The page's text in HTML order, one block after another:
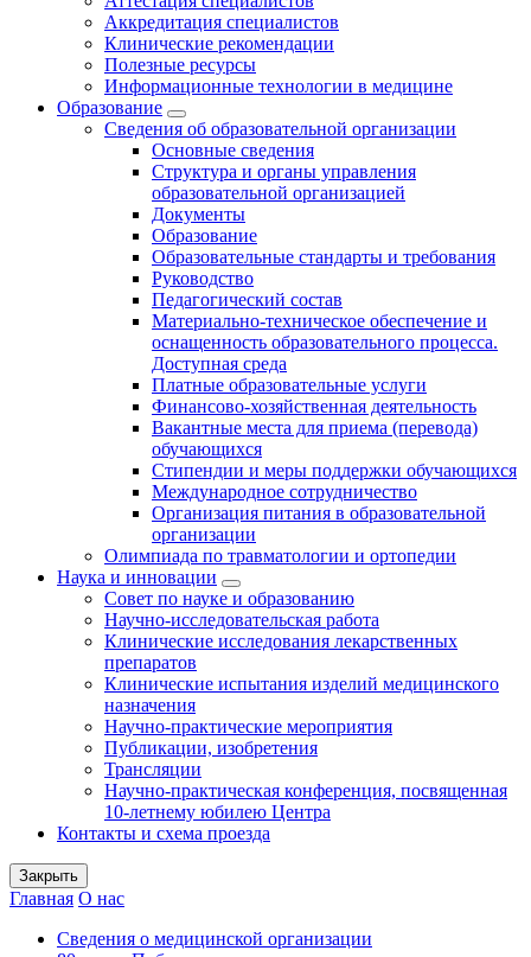
Аккредитация специалистов
Клинические рекомендации
Полезные ресурсы
Информационные технологии в медицине
Образование
Сведения об образовательной организации
Основные сведения
Структура и органы управления
образовательной организацией
Документы
Образование
Образовательные стандарты и требования
Руководство
Педагогический состав
Материально-техническое обеспечение и
оснащенность образовательного процесса.
Доступная среда
Платные образовательные услуги
Финансово-хозяйственная деятельность
Вакантные места для приема (перевода)
обучающихся
Стипендии и меры поддержки обучающихся
Международное сотрудничество
Организация питания в образовательной
организации
Олимпиада по травматологии и ортопедии
Наука и инновации
Совет по науке и образованию
Научно-исследовательская работа
Клинические исследования лекарственных
препаратов
Клинические испытания изделий медицинского
назначения
Научно-практические мероприятия
Публикации, изобретения
Трансляции
Научно-практическая конференция, посвященная
10-летнему юбилею Центра
Контакты и схема проезда
Закрыть
Главная О нас
Сведения о медицинской организации